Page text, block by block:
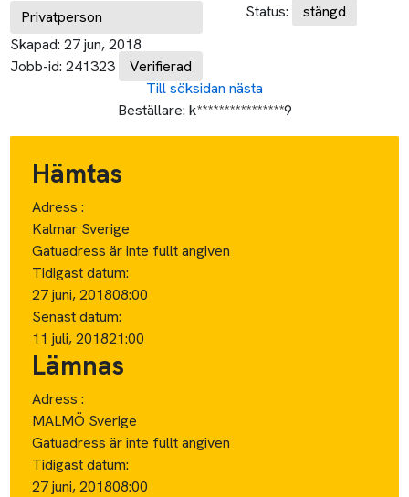
Privatperson
Skapad: 27 jun, 2018
Jobb-id: 241323 Verifierad
Status:
stängd
Till söksidan nästa
Beställare: k****************9
Hämtas
Adress :
Kalmar Sverige
Gatuadress är inte fullt angiven
Tidigast datum:
27 juni, 201808:00
Senast datum:
11 juli, 201821:00
Lämnas
Adress :
MALMÖ Sverige
Gatuadress är inte fullt angiven
Tidigast datum:
27 juni, 201808:00